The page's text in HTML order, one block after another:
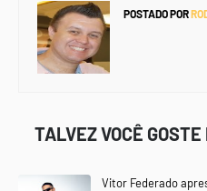
POSTADO POR
TALVEZ VOCÊ
Vitor Federado